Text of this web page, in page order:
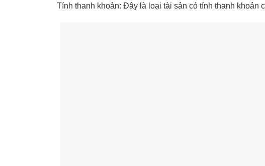
Tính thanh khoản: Đây là loại tài sản có tính thanh khoản